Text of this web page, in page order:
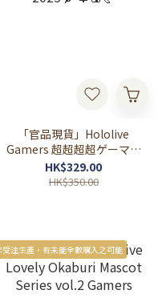
「官品現貨」Hololive
Gamers 超超超超ゲーマー
ズ 2025 🌽🌲🍙🥐
HK$329.00
HK$350.00
受注生產，有未能全數購入之可能